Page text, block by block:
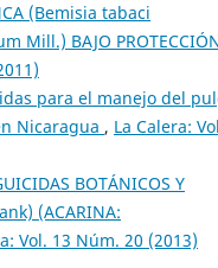
(Bemisia tabaci
Mill.) BAJO
para el manejo del
Nicaragua , La Calera:
BOTÁNICOS Y
(ACARINA:
Vol. 13 Núm. 20 (2013)